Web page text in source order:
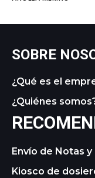
SOBRE
¿Qué es el
¿Quiénes
Envío de Notas
Kiosco de